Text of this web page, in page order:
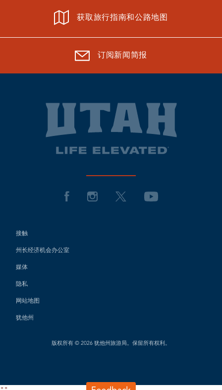
获取旅行指南和公路地图
订阅新闻简报
接触
州长经济机会办公室
媒体
隐私
网站地图
犹他州
版权所有 © 2026 犹他州旅游局。保留所有权利。